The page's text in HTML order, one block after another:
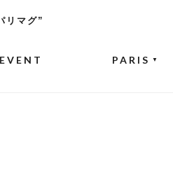
リマグ”
EVENT PARIS ▼